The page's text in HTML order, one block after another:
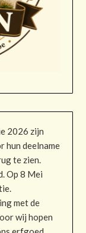
2026 zijn
hun deelname
te zien.
Op 8 Mei
met de
wij hopen